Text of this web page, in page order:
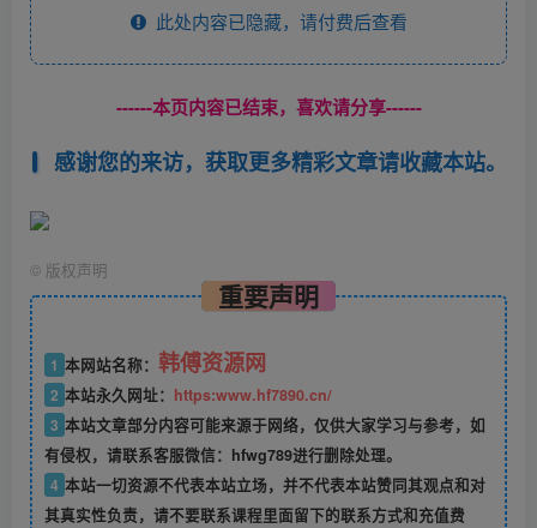
此处内容已隐藏，请付费后查看
------本页内容已结束，喜欢请分享------
感谢您的来访，获取更多精彩文章请收藏本站。
© 版权声明
重要声明
1 本网站名称： 韩傅资源网
2 本站永久网址： https:www.hf7890.cn/
3 本站文章部分内容可能来源于网络，仅供大家学习与参考，如
有侵权，请联系客服微信：hfwg789进行删除处理。
4 本站一切资源不代表本站立场，并不代表本站赞同其观点和对
其真实性负责，请不要联系课程里面留下的联系方式和充值费